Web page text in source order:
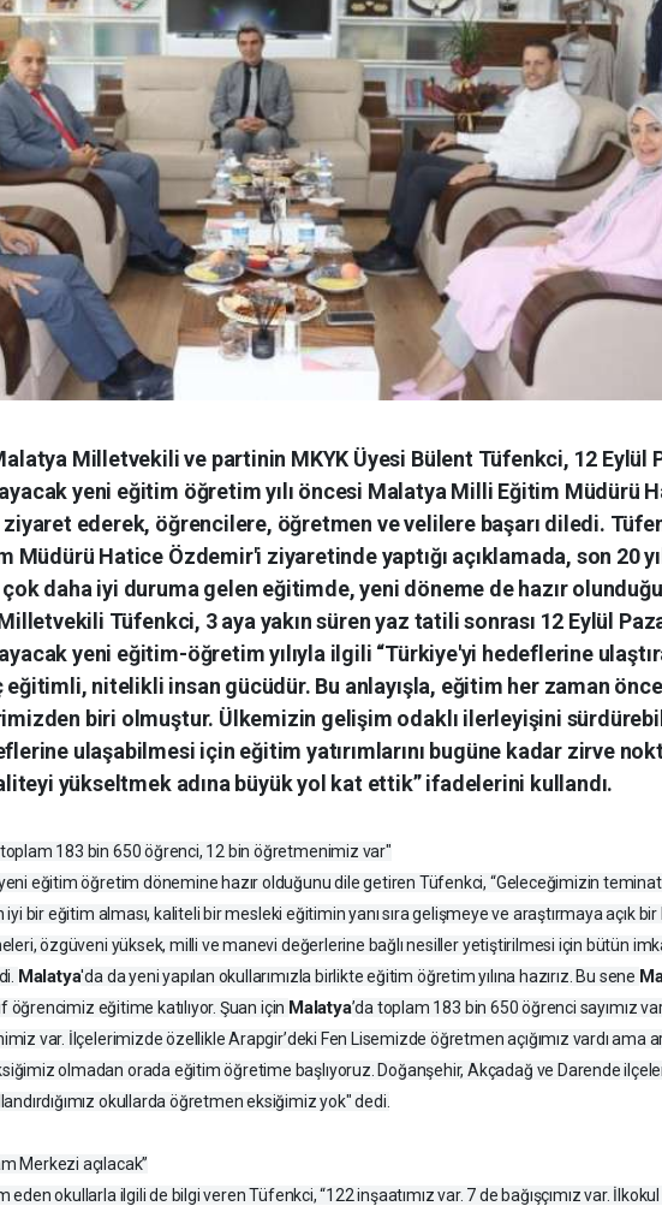
Milletvekili ve partinin MKYK Üyesi Bülent Tüfenkci, 12 Eylül
yeni eğitim öğretim yılı öncesi Malatya Milli Eğitim Müdürü
ederek, öğrencilere, öğretmen ve velilere başarı diledi.
Müdürü Hatice Özdemir'i ziyaretinde yaptığı açıklamada, son 20
daha iyi duruma gelen eğitimde, yeni döneme de hazır
Tüfenkci, 3 aya yakın süren yaz tatili sonrası 12 Eylül
yeni eğitim-öğretim yılıyla ilgili “Türkiye'yi hedeflerine
nitelikli insan gücüdür. Bu anlayışla, eğitim her zaman
biri olmuştur. Ülkemizin gelişim odaklı ilerleyişini
ulaşabilmesi için eğitim yatırımlarını bugüne kadar zirve
yükseltmek adına büyük yol kat ettik” ifadelerini kullandı.
toplam 183 bin 650 öğrenci, 12 bin öğretmenimiz var"
eğitim öğretim dönemine hazır olduğunu dile getiren Tüfenkci, “Geleceğimizin
bir eğitim alması, kaliteli bir mesleki eğitimin yanı sıra gelişmeye ve araştırmaya açık bir
özgüveni yüksek, milli ve manevi değerlerine bağlı nesiller yetiştirilmesi için bütün
Malatya'da da yeni yapılan okullarımızla birlikte eğitim öğretim yılına hazırız. Bu sene
öğrencimiz eğitime katılıyor. Şuan için Malatya’da toplam 183 bin 650 öğrenci sayımız
var. İlçelerimizde özellikle Arapgir’deki Fen Lisemizde öğretmen açığımız vardı ama
olmadan orada eğitim öğretime başlıyoruz. Doğanşehir, Akçadağ ve Darende
okullarda öğretmen eksiğimiz yok" dedi.
Merkezi açılacak”
eden okullarla ilgili de bilgi veren Tüfenkci, “122 inşaatımız var. 7 de bağışçımız var. İlkokul